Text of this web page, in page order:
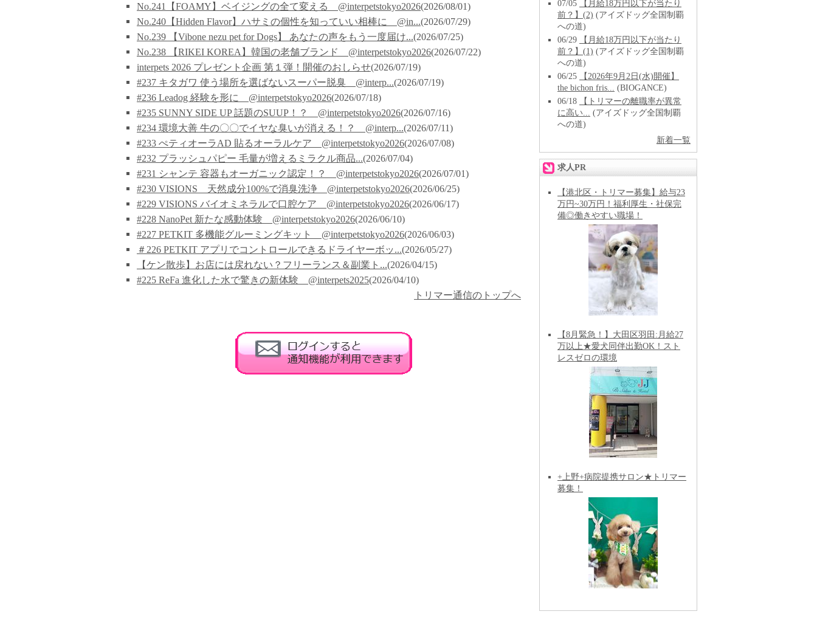
No.241【FOAMY】ベイジングの全て変える @interpetstokyo2026(2026/08/01)
No.240【Hidden Flavor】ハサミの個性を知っていい相棒に @in...(2026/07/29)
No.239 【Vibone nezu pet for Dogs】 あなたの声をもう一度届け...(2026/07/25)
No.238 【RIKEI KOREA】韓国の老舗ブランド @interpetstokyo2026(2026/07/22)
interpets 2026 プレゼント企画 第１弾！開催のおしらせ(2026/07/19)
#237 キタガワ 使う場所を選ばないスーパー脱臭 @interp...(2026/07/19)
#236 Leadog 経験を形に @interpetstokyo2026(2026/07/18)
#235 SUNNY SIDE UP 話題のSUUP！？ @interpetstokyo2026(2026/07/16)
#234 環境大善 牛の〇〇でイヤな臭いが消える！？ @interp...(2026/07/11)
#233 ぺティオーラAD 貼るオーラルケア @interpetstokyo2026(2026/07/08)
#232 プラッシュパピー 毛量が増えるミラクル商品...(2026/07/04)
#231 シャンテ 容器もオーガニック認定！？ @interpetstokyo2026(2026/07/01)
#230 VISIONS 天然成分100%で消臭洗浄 @interpetstokyo2026(2026/06/25)
#229 VISIONS バイオミネラルで口腔ケア @interpetstokyo2026(2026/06/17)
#228 NanoPet 新たな感動体験 @interpetstokyo2026(2026/06/10)
#227 PETKIT 多機能グルーミングキット @interpetstokyo2026(2026/06/03)
＃226 PETKIT アプリでコントロールできるドライヤーボッ...(2026/05/27)
【ケン散歩】お店には戻れない？フリーランス＆副業ト...(2026/04/15)
#225 ReFa 進化した水で驚きの新体験 @interpets2025(2026/04/10)
トリマー通信のトップへ
07/05
【月給18万円以下が当たり
前？】(2) (アイズドッグ全国制覇
への道)
06/29
【月給18万円以下が当たり
前？】(1) (アイズドッグ全国制覇
への道)
06/25
【2026年9月2日(水)開催】
the bichon fris... (BIOGANCE)
06/18
【トリマーの離職率が異常
に高い... (アイズドッグ全国制覇
への道)
新着一覧
求人PR
【港北区・トリマー募集】給与23
万円~30万円！福利厚生・社保完
備◎働きやすい職場！
【8月緊急！】大田区羽田:月給27
万以上★愛犬同伴出勤OK！スト
レスゼロの環境
+上野+病院提携サロン★トリマー
募集！